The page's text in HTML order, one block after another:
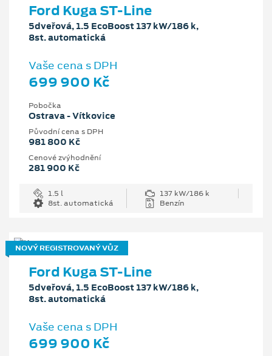
Ford Kuga ST-Line
5dveřová, 1.5 EcoBoost 137 kW/186 k,
8st. automatická
Vaše cena s DPH
699 900 Kč
Pobočka
Ostrava - Vítkovice
Původní cena s DPH
981 800 Kč
Cenové zvýhodnění
281 900 Kč
1.5 l
137 kW/186 k
8st. automatická
Benzín
NOVÝ REGISTROVANÝ VŮZ
Ford Kuga ST-Line
5dveřová, 1.5 EcoBoost 137 kW/186 k,
8st. automatická
Vaše cena s DPH
699 900 Kč